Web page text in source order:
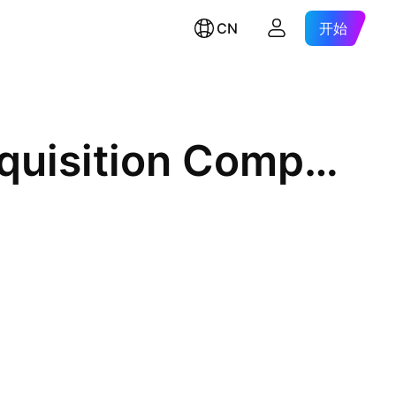
CN 开始
Hana 32 Special Purpose Acquisition Company